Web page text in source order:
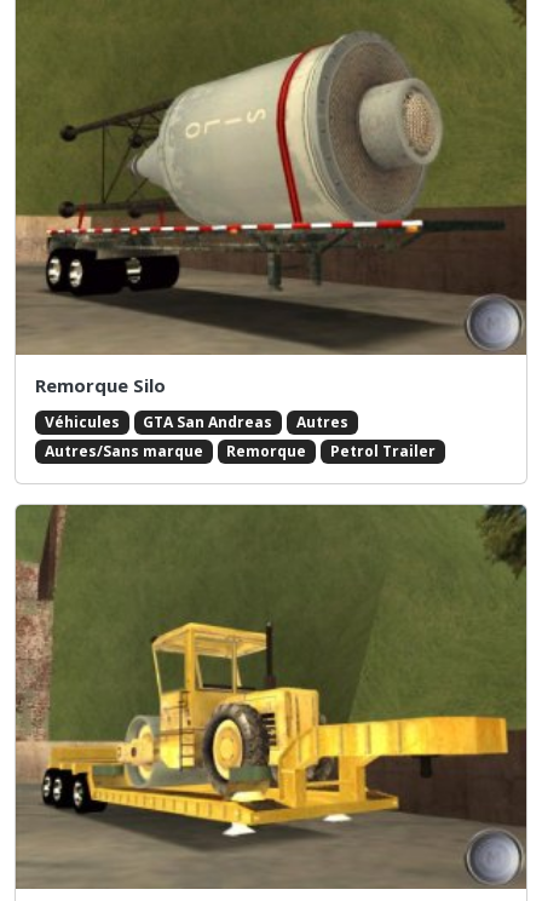
Remorque Silo
Véhicules GTA San Andreas
Autres
Autres/Sans marque
Remorque Petrol Trailer